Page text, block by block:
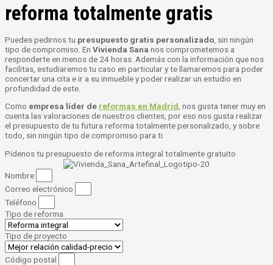
reforma totalmente gratis
Puedes pedirnos tu presupuesto gratis personalizado , sin ningún
tipo de compromiso. En Vivienda Sana nos comprometemos a
responderte en menos de 24 horas. Además con la información que nos
facilitas, estudiaremos tu caso en particular y te llamaremos para poder
concertar una cita e ir a su inmueble y poder realizar un estudio en
profundidad de este.
Como empresa líder de reformas en Madrid, nos gusta tener muy en
cuenta las valoraciones de nuestros clientes, por eso nos gusta realizar
el presupuesto de tu futura reforma totalmente personalizado, y sobre
todo, sin ningún tipo de compromiso para ti.
Pídenos tu presupuesto de reforma integral totalmentegratuito
Nombre
Correo electrónico
Teléfono
Tipo de reforma
Tipo de proyecto
Código postal